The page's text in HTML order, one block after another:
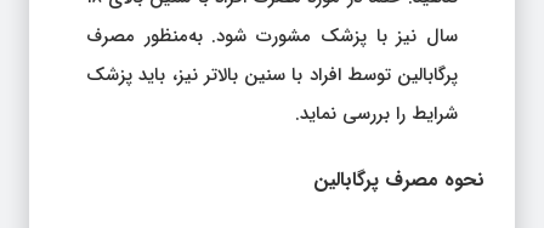
سال نیز با پزشک مشورت شود. به‌منظور مصرف
پرگابالین توسط افراد با سنین بالاتر نیز، باید پزشک
شرایط را بررسی نماید.
نحوه مصرف پرگابالین